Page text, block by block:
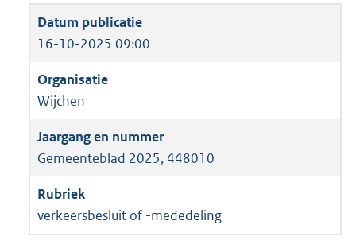
16-10-2025 09:00
Wijchen
Gemeenteblad 2025, 448010
verkeersbesluit of -mededeling